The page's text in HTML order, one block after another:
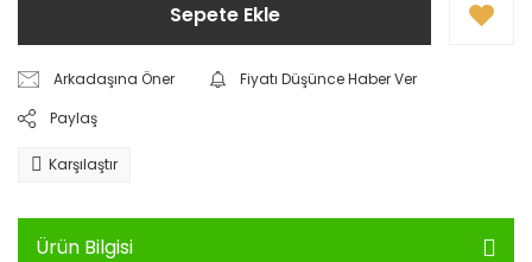
Sepete Ekle
Arkadaşına Öner
Fiyatı Düşünce Haber Ver
Paylaş
Karşılaştır
Ürün Bilgisi